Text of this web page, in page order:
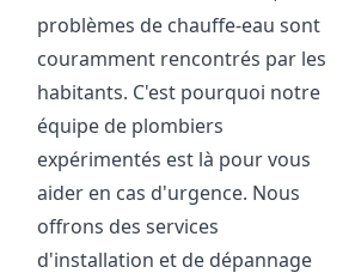
problèmes de chauffe-eau sont
couramment rencontrés par les
habitants. C'est pourquoi notre
équipe de plombiers
expérimentés est là pour vous
aider en cas d'urgence. Nous
offrons des services
d'installation et de dépannage